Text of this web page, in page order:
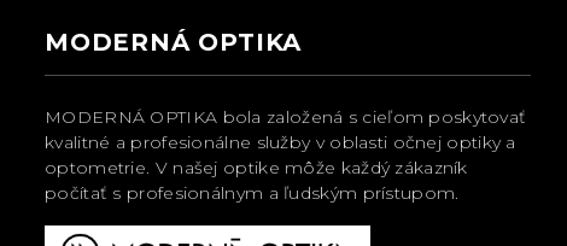
MODERNÁ OPTIKA
MODERNÁ OPTIKA bola založená s cieľom poskytovať
kvalitné a profesionálne služby v oblasti očnej optiky a
optometrie. V našej optike môže každý zákazník
počítať s profesionálnym a ľudským prístupom.